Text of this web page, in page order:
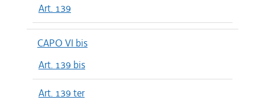
Art. 139
CAPO VI bis
Art. 139 bis
Art. 139 ter